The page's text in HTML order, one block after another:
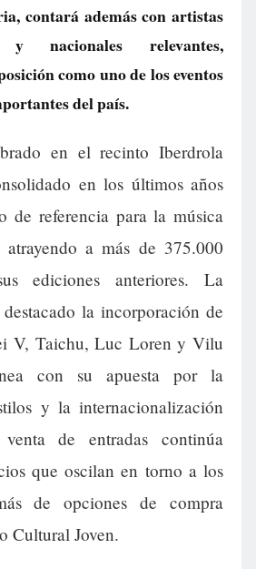
contará además con artistas
y nacionales relevantes,
como uno de los eventos
del país.
en el recinto Iberdrola
en los últimos años
de referencia para la música
a más de 375.000
ediciones anteriores. La
la incorporación de
V, Taichu, Luc Loren y Vilu
con su apuesta por la
y la internacionalización
de entradas continúa
que oscilan en torno a los
de opciones de compra
Cultural Joven.